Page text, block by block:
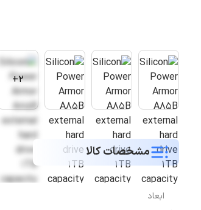
2+
مشخصات کالا
ابعاد